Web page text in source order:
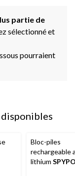
partie de
sélectionné et
pourraient
Bloc-piles
rechargeable
lithium